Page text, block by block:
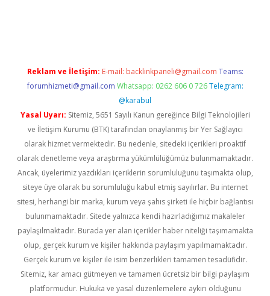
Reklam ve İletişim: E-mail: backlinkpaneli@gmail.com Teams:
forumhizmeti@gmail.com Whatsapp: 0262 606 0 726 Telegram:
@karabul
Yasal Uyarı: Sitemiz, 5651 Sayılı Kanun gereğince Bilgi Teknolojileri
ve İletişim Kurumu (BTK) tarafından onaylanmış bir Yer Sağlayıcı
olarak hizmet vermektedir. Bu nedenle, sitedeki içerikleri proaktif
olarak denetleme veya araştırma yükümlülüğümüz bulunmamaktadır.
Ancak, üyelerimiz yazdıkları içeriklerin sorumluluğunu taşımakta olup,
siteye üye olarak bu sorumluluğu kabul etmiş sayılırlar. Bu internet
sitesi, herhangi bir marka, kurum veya şahıs şirketi ile hiçbir bağlantısı
bulunmamaktadır. Sitede yalnızca kendi hazırladığımız makaleler
paylaşılmaktadır. Burada yer alan içerikler haber niteliği taşımamakta
olup, gerçek kurum ve kişiler hakkında paylaşım yapılmamaktadır.
Gerçek kurum ve kişiler ile isim benzerlikleri tamamen tesadüfidir.
Sitemiz, kar amacı gütmeyen ve tamamen ücretsiz bir bilgi paylaşım
platformudur. Hukuka ve yasal düzenlemelere aykırı olduğunu